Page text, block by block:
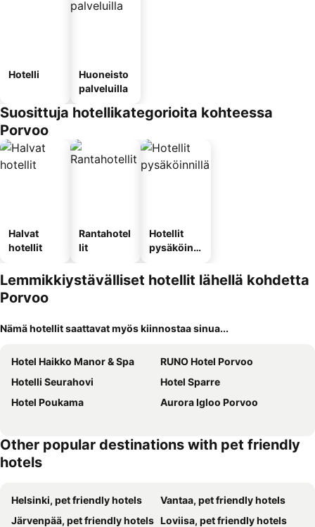
Hotelli
Huoneisto
palveluilla
Suosittuja hotellikategorioita kohteessa
Porvoo
Halvat
hotellit
Rantahotel
lit
Hotellit
pysäköinni
Lemmikkiystävälliset hotellit lähellä kohdetta
Porvoo
Nämä hotellit saattavat myös kiinnostaa sinua...
Hotel Haikko Manor & Spa
RUNO Hotel Porvoo
Hotelli Seurahovi
Hotel Sparre
Hotel Poukama
Aurora Igloo Porvoo
Other popular destinations with pet friendly
hotels
Helsinki, pet friendly hotels
Vantaa, pet friendly hotels
Järvenpää, pet friendly hotels Loviisa, pet friendly hotels